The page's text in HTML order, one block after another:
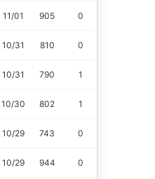
11/01 905 0
10/31 810 0
10/31 790 1
10/30 802 1
10/29 743 0
10/29 944 0